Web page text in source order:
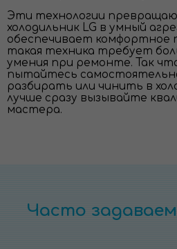
Эти технологии
холодильник LG в умный
обеспечивает комфортное
такая техника требует
умения при ремонте. Так
пытайтесь
разбирать или чинить в
лучше сразу вызывайте
мастера.
Часто